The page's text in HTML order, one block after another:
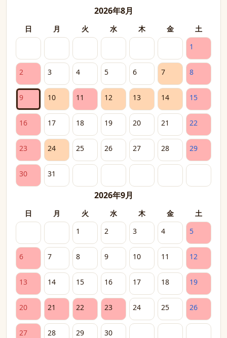
2026年8月
日 月 火 水 木 金
土
1
2 3 4 5 6 7 8
9 10 11 12 13 14 15
16 17 18 19 20 21 22
23 24 25 26 27 28 29
30 31
2026年9月
日 月 火 水 木 金
土
1
2 3 4 5
6 7 8 9 10 11 12
13 14 15 16 17 18 19
20 21 22 23 24 25 26
27 28 29 30